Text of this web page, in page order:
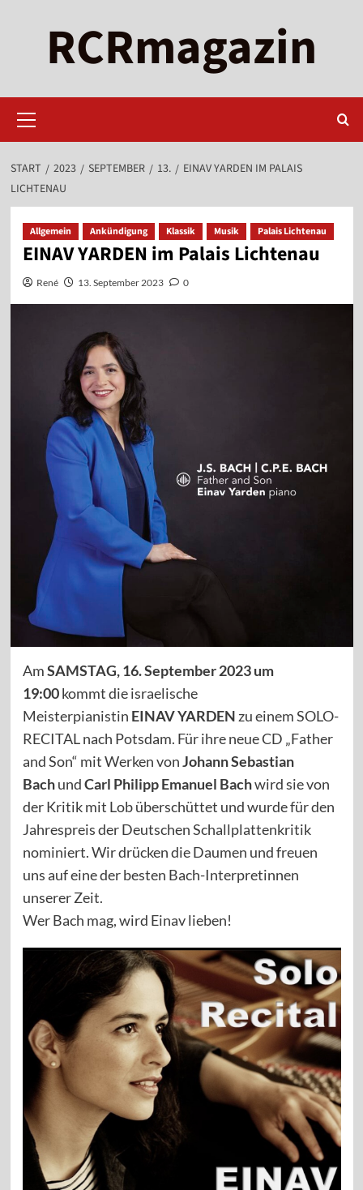
RCRmagazin
Menü
START 2023 SEPTEMBER 13.
EINAV YARDEN IM PALAIS
LICHTENAU
Allgemein Ankündigung Klassik Musik Palais Lichtenau
EINAV YARDEN im Palais Lichtenau
René 13. September 2023 0
AmSAMSTAG, 16. September 2023 um
19:00kommt die israelische
Meisterpianistin EINAV YARDEN zu einem SOLO-
RECITAL nach Potsdam. Für ihre neue CD „Father
and Son“ mit Werken vonJohann Sebastian
BachundCarl Philipp Emanuel Bachwird sie von
der Kritik mit Lob überschüttet und wurde für den
Jahrespreis der Deutschen Schallplattenkritik
nominiert. Wir drücken die Daumen und freuen
uns auf eine der besten Bach-Interpretinnen
unserer Zeit.
Wer Bach mag, wird Einav lieben!